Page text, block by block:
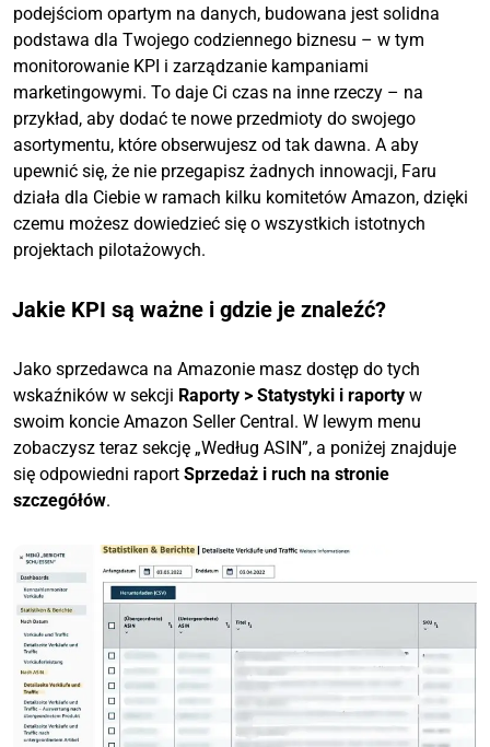
podejściom opartym na danych, budowana jest solidna
podstawa dla Twojego codziennego biznesu – w tym
monitorowanie KPI i zarządzanie kampaniami
marketingowymi. To daje Ci czas na inne rzeczy – na
przykład, aby dodać te nowe przedmioty do swojego
asortymentu, które obserwujesz od tak dawna. A aby
upewnić się, że nie przegapisz żadnych innowacji, Faru
działa dla Ciebie w ramach kilku komitetów Amazon, dzięki
czemu możesz dowiedzieć się o wszystkich istotnych
projektach pilotażowych.
Jakie KPI są ważne i gdzie je znaleźć?
Jako sprzedawca na Amazonie masz dostęp do tych
wskaźników w sekcji Raporty > Statystyki i raporty w
swoim koncie Amazon Seller Central. W lewym menu
zobaczysz teraz sekcję „Według ASIN”, a poniżej znajduje
się odpowiedni raport Sprzedaż i ruch na stronie
szczegółów.